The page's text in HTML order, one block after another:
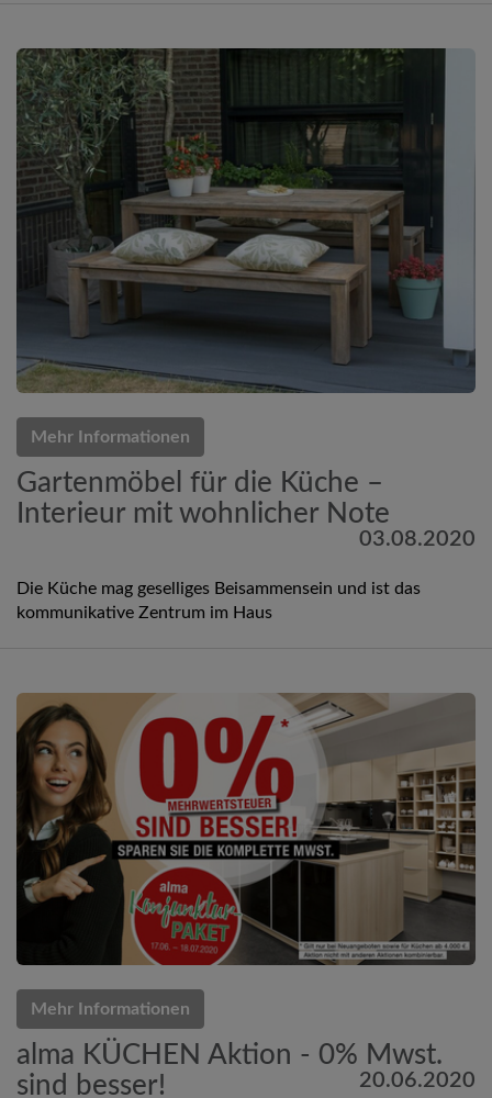
Mehr Informationen
Gartenmöbel für die Küche –
Interieur mit wohnlicher Note
03.08.2020
Die Küche mag geselliges Beisammensein und ist das
kommunikative Zentrum im Haus
Mehr Informationen
alma KÜCHEN Aktion - 0% Mwst.
sind besser!
20.06.2020